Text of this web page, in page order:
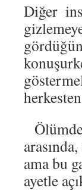
Diğer
ama bu
ayetle